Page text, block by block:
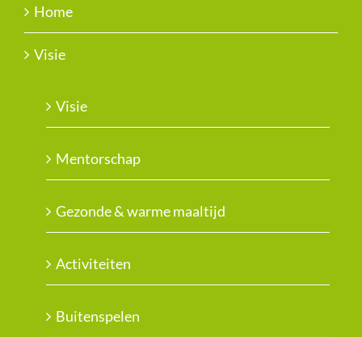
Home
Visie
Visie
Mentorschap
Gezonde & warme maaltijd
Activiteiten
Buitenspelen